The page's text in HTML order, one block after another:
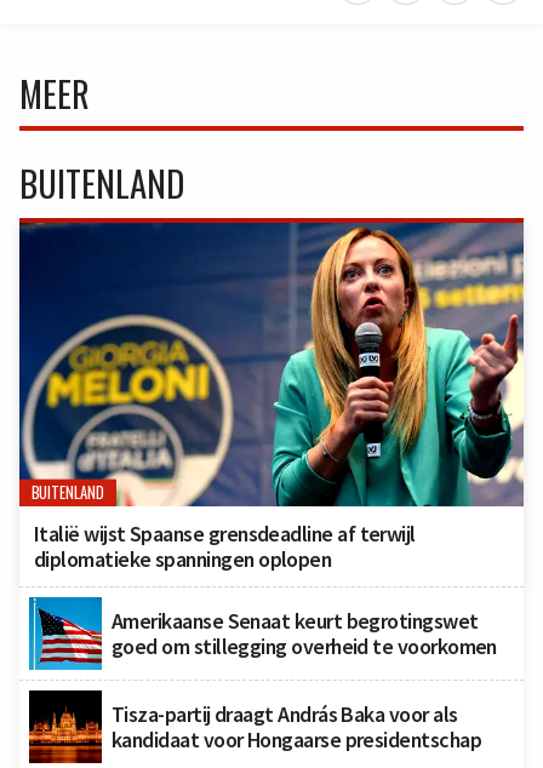
MEER
BUITENLAND
BUITENLAND
Italië wijst Spaanse grensdeadline af terwijl
diplomatieke spanningen oplopen
Amerikaanse Senaat keurt begrotingswet
goed om stillegging overheid te voorkomen
Tisza-partij draagt András Baka voor als
kandidaat voor Hongaarse presidentschap